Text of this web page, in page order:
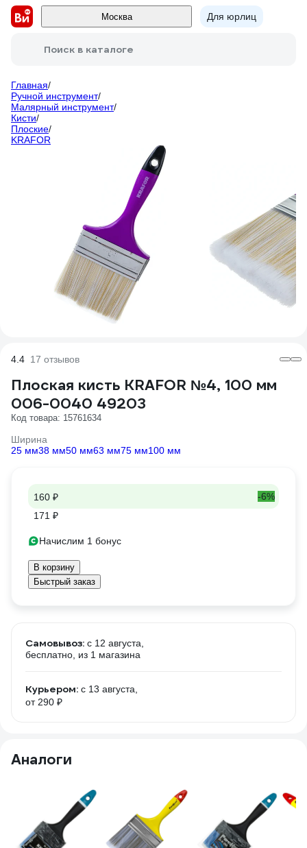
Москва Для юрлиц
Поиск в каталоге
Главная/
Ручной инструмент/
Малярный инструмент/
Кисти/
Плоские/
KRAFOR
4.4 17 отзывов
Плоская кисть KRAFOR №4, 100 мм
006-0040 49203
Код товара: 15761634
Ширина
25 мм38 мм50 мм63 мм75 мм100 мм
160 ₽
-6%
171 ₽
Начислим 1 бонус
В корзину
Быстрый заказ
Самовывоз: c 12 августа,
бесплатно , из 1 магазина
Курьером: c 13 августа,
от 290 ₽
Аналоги